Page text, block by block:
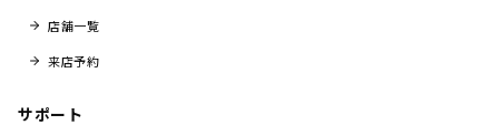
店舗一覧
来店予約
サポート